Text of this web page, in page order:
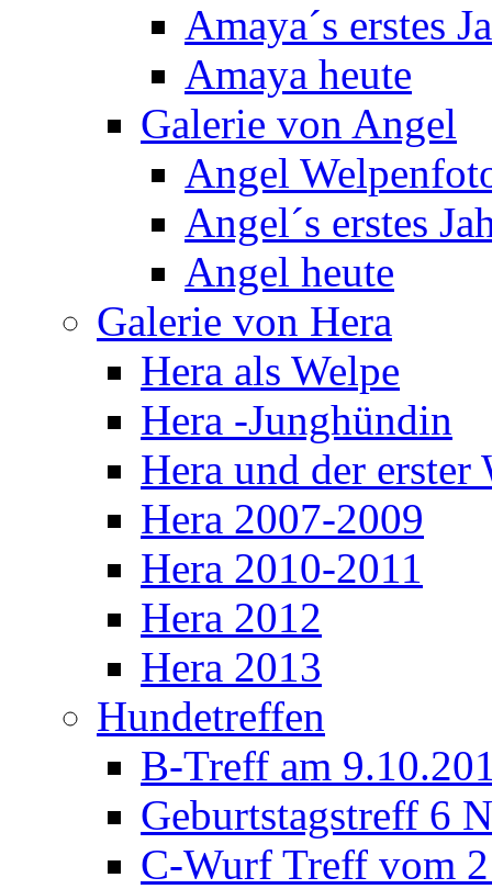
Amaya´s erstes
Amaya heute
Galerie von Angel
Angel
Angel´s erstes
Angel heute
Galerie von Hera
Hera als Welpe
Hera -Junghündin
Hera und der
Hera 2007-2009
Hera 2010-2011
Hera 2012
Hera 2013
Hundetreffen
B-Treff am
Geburtstagstreff 6
C-Wurf Treff vom